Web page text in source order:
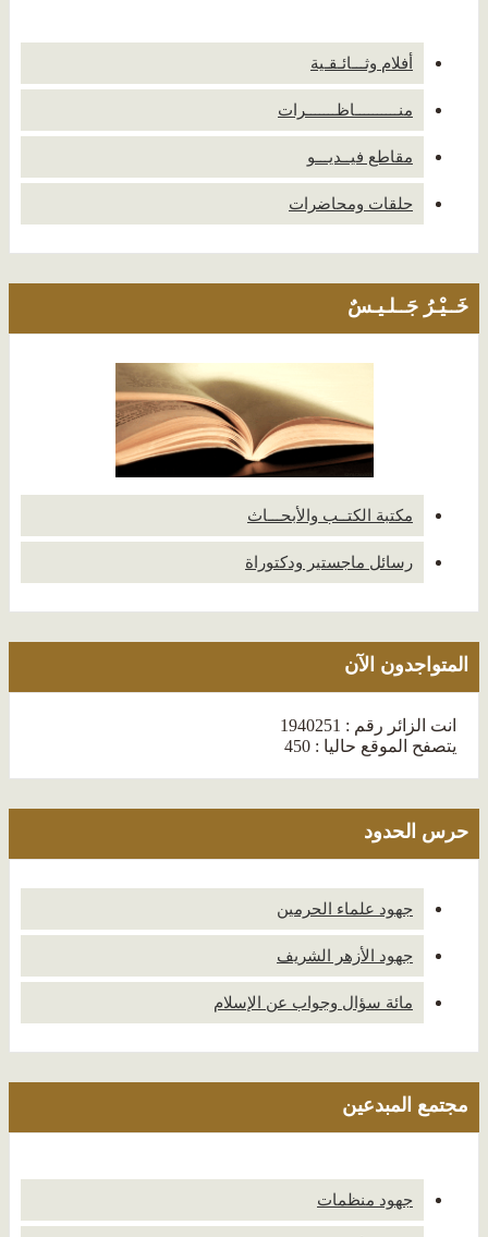
أفلام وثـــائـقـية
منــــــــــاظـــــــرات
مقاطع فيــديـــو
حلقات ومحاضرات
خَــيْـرُ جَــلـيـسٌ
مكتبة الكتــب والأبحـــاث
رسائل ماجستير ودكتوراة
المتواجدون الآن
انت الزائر رقم : 1940251
يتصفح الموقع حاليا : 450
حرس الحدود
جهود علماء الحرمين
جهود الأزهر الشريف
مائة سؤال وجواب عن الإسلام
مجتمع المبدعين
جهود منظمات